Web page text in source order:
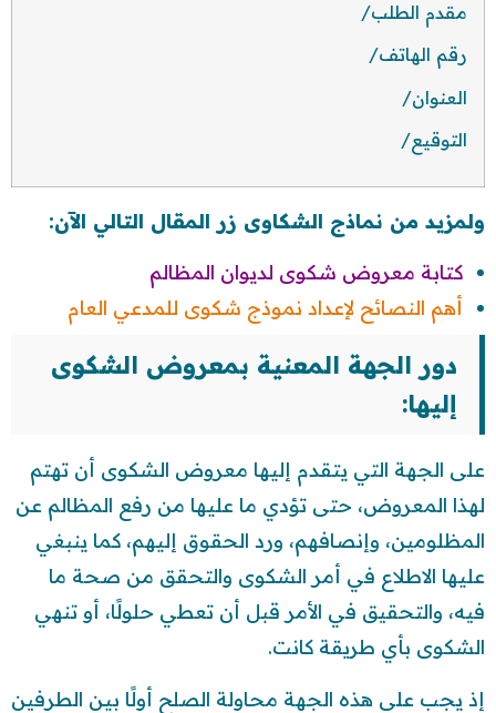
مقدم الطلب/
رقم الهاتف/
العنوان/
التوقيع/
ولمزيد من نماذج الشكاوى زر المقال التالي الآن:
كتابة معروض شكوى لديوان المظالم
أهم النصائح لإعداد نموذج شكوى للمدعي العام
دور الجهة المعنية بمعروض الشكوى
إليها:
على الجهة التي يتقدم إليها معروض الشكوى أن تهتم
لهذا المعروض، حتى تؤدي ما عليها من رفع المظالم عن
المظلومين، وإنصافهم، ورد الحقوق إليهم، كما ينبغي
عليها الاطلاع في أمر الشكوى والتحقق من صحة ما
فيه، والتحقيق في الأمر قبل أن تعطي حلولًا، أو تنهي
الشكوى بأي طريقة كانت.
إذ يجب على هذه الجهة محاولة الصلح أولًا بين الطرفين